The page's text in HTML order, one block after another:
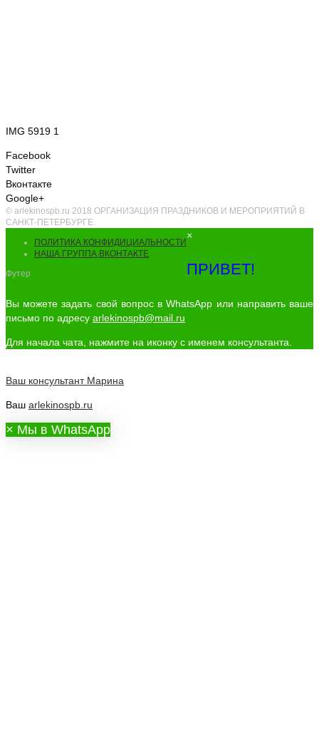
IMG 5919 1
Facebook
Twitter
Вконтакте
Google+
© arlekinospb.ru 2018 ОРГАНИЗАЦИЯ ПРАЗДНИКОВ И МЕРОПРИЯТИЙ В
САНКТ-ПЕТЕРБУРГЕ.
ПОЛИТИКА КОНФИДИЦИАЛЬНОСТИ
НАША ГРУППА ВКОНТАКТЕ
Футер
×
ПРИВЕТ!
Вы можете задать свой вопрос в WhatsApp или направить ваше
письмо по адресу arlekinospb@mail.ru
Для начала чата, нажмите на иконку с именем консультанта.
Ваш консультант Марина
Ваш arlekinospb.ru
× Мы в WhatsApp